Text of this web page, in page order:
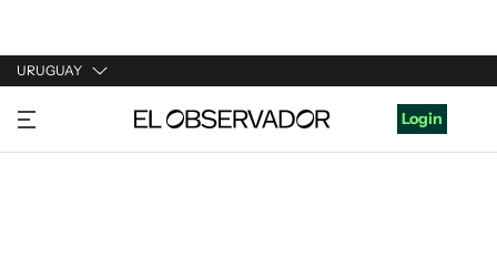
URUGUAY
URUGUAY
ARGENTINA
Login